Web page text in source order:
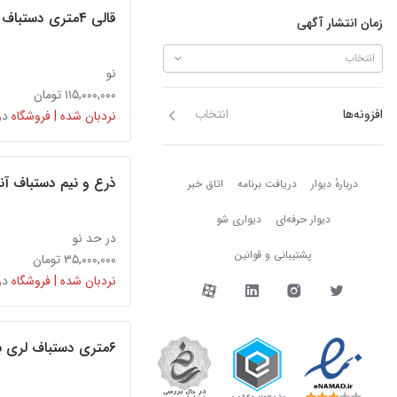
زمان انتشار آگهی
انتخاب
افزونه‌ها انتخاب
دربارهٔ دیوار دربارهٔ دیوار دریافت برنامه اتاق خبر
دیوار حرفه‌ای دیواری شو
پشتیبانی و قوانین
دیوار در شبکه‌های
قالی ۴متری دستباف زمینه مشکی نهاوند
نو
۱۱۵,۰۰۰,۰۰۰ تومان
نردبان شده | فروشگاه
ذرع و نیم دستباف
در حد نو
۳۵,۰۰۰,۰۰۰ تومان
نردبان شده | فروشگاه
۶متری دستباف لری بافت